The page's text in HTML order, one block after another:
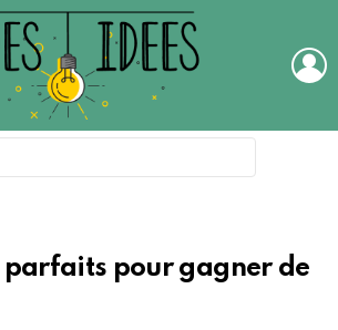
parfaits pour gagner de